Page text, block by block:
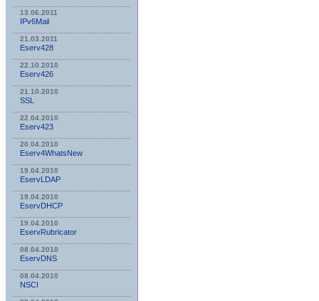
13.06.2011
IPv6Mail
21.03.2011
Eserv428
22.10.2010
Eserv426
21.10.2010
SSL
22.04.2010
Eserv423
20.04.2010
Eserv4WhatsNew
19.04.2010
EservLDAP
19.04.2010
EservDHCP
19.04.2010
EservRubricator
08.04.2010
EservDNS
08.04.2010
NSСI